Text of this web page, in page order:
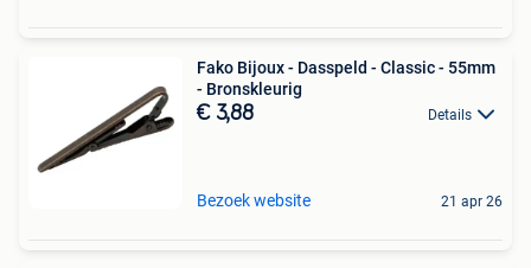
Fako Bijoux - Dasspeld - Classic - 55mm
- Bronskleurig
€ 3,88 Details
Bezoek website 21 apr 26